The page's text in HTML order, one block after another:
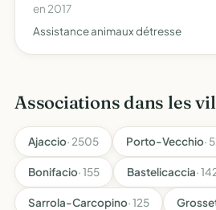
en 2017
Assistance animaux détresse
Associations dans les
Ajaccio· 2505 Porto-Vecchio·
Bonifacio· 155 Bastelicaccia·
Sarrola-Carcopino· 125